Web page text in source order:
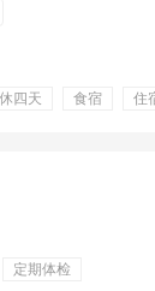
四天 食宿
住
定期体检